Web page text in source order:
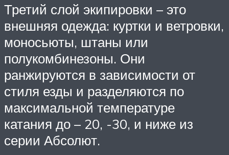
Третий слой экипировки – это
внешняя одежда: куртки и ветровки,
моносьюты, штаны или
полукомбинезоны. Они
ранжируются в зависимости от
стиля езды и разделяются по
максимальной температуре
катания до – 20, -30, и ниже из
серии Абсолют.